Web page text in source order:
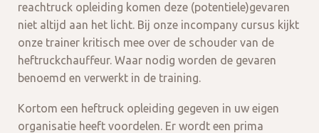
reachtruck opleiding komen deze (potentiele)gevaren
niet altijd aan het licht. Bij onze incompany cursus kijkt
onze trainer kritisch mee over de schouder van de
heftruckchauffeur. Waar nodig worden de gevaren
benoemd en verwerkt in de training.
Kortom een heftruck opleiding gegeven in uw eigen
organisatie heeft voordelen. Er wordt een prima